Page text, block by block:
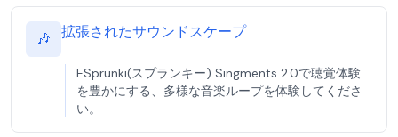
🎶 拡張されたサウンドスケープ
ESprunki(スプランキー) Singments 2.0で聴覚体験
を豊かにする、多様な音楽ループを体験してくださ
い。